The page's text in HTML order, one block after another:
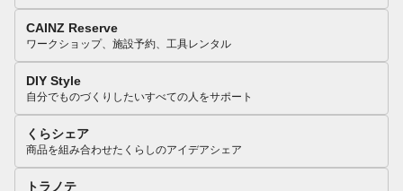
CAINZ Reserve
ワークショップ、施設予約、工具レンタル
DIY Style
自分でものづくりしたいすべての人をサポート
くらシェア
商品を組み合わせたくらしのアイデアシェア
トラノテ